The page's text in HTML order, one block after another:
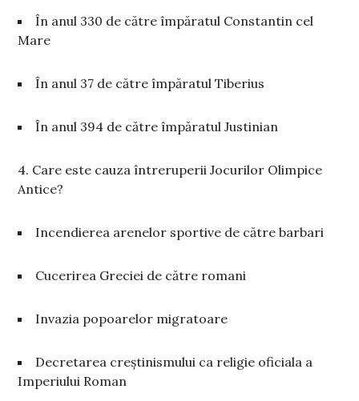
În anul 330 de către împăratul Constantin cel
Mare
În anul 37 de către împăratul Tiberius
În anul 394 de către împăratul Justinian
4. Care este cauza întreruperii Jocurilor Olimpice
Antice?
Incendierea arenelor sportive de către barbari
Cucerirea Greciei de către romani
Invazia popoarelor migratoare
Decretarea creștinismului ca religie oficiala a
Imperiului Roman